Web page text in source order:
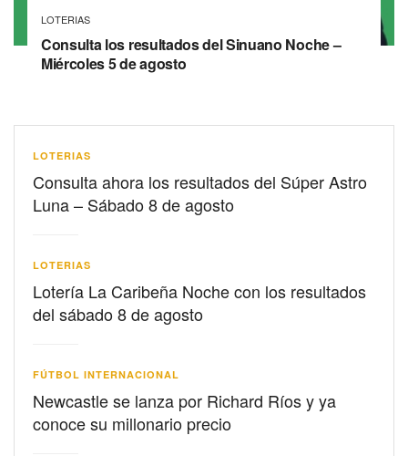
LOTERIAS
Consulta los resultados del Sinuano Noche –
Miércoles 5 de agosto
LOTERIAS
Consulta ahora los resultados del Súper Astro
Luna – Sábado 8 de agosto
LOTERIAS
Lotería La Caribeña Noche con los resultados
del sábado 8 de agosto
FÚTBOL INTERNACIONAL
Newcastle se lanza por Richard Ríos y ya
conoce su millonario precio